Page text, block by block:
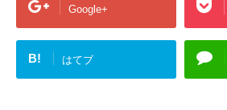
Google+
B! はてブ